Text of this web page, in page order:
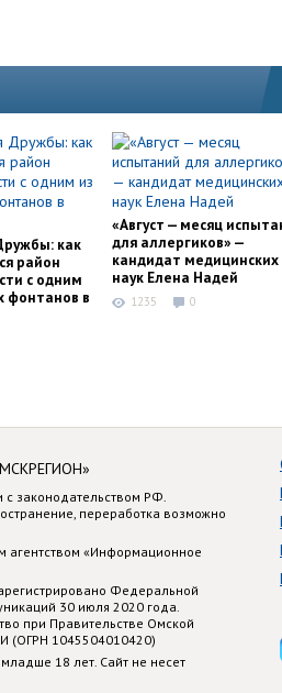
как
район
с одним
фонтанов в
«Август — месяц
для аллергиков» —
кандидат медицинских
наук Елена Надей
1235 0
с законодательством РФ.
переработка возможно
агентством «Информационное
Федеральной
30 июля 2020 года.
при Правительстве Омской
1045504010420)
18 лет. Сайт не несет